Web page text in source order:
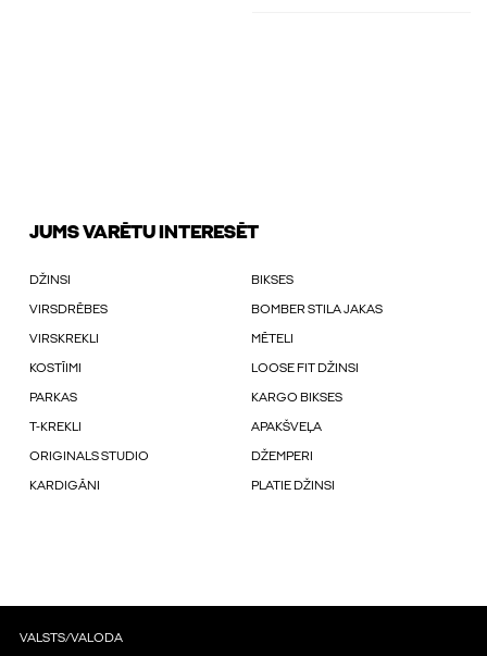
JUMS VARĒTU INTERESĒT
DŽINSI BIKSES
VIRSDRĒBES BOMBER STILA JAKAS
VIRSKREKLI MĒTELI
KOSTĪIMI LOOSE FIT DŽINSI
PARKAS KARGO BIKSES
T-KREKLI APAKŠVEĻA
ORIGINALS STUDIO DŽEMPERI
KARDIGĀNI PLATIE DŽINSI
VALSTS/VALODA